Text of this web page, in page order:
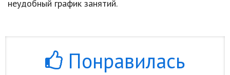
неудобный график занятий.
Понравилась